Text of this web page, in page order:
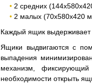
2 средних
2 малых (70х580х420
Каждый ящик выдерживает
Ящики выдвигаются с
выпадения
механизм,
необходимости открыть